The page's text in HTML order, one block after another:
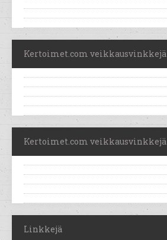
Kertoimet.com veikkausvinkkejä
Kertoimet.com veikkausvinkkejä
Linkkejä